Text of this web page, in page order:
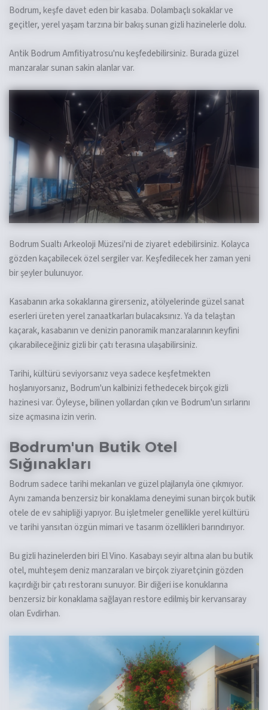
Bodrum, keşfe davet eden bir kasaba. Dolambaçlı sokaklar ve
geçitler, yerel yaşam tarzına bir bakış sunan gizli hazinelerle dolu.
Antik Bodrum Amfitiyatrosu'nu keşfedebilirsiniz. Burada güzel
manzaralar sunan sakin alanlar var.
Bodrum Sualtı Arkeoloji Müzesi'ni de ziyaret edebilirsiniz. Kolayca
gözden kaçabilecek özel sergiler var. Keşfedilecek her zaman yeni
bir şeyler bulunuyor.
Kasabanın arka sokaklarına girerseniz, atölyelerinde güzel sanat
eserleri üreten yerel zanaatkarları bulacaksınız. Ya da telaştan
kaçarak, kasabanın ve denizin panoramik manzaralarının keyfini
çıkarabileceğiniz gizli bir çatı terasına ulaşabilirsiniz.
Tarihi, kültürü seviyorsanız veya sadece keşfetmekten
hoşlanıyorsanız, Bodrum'un kalbinizi fethedecek birçok gizli
hazinesi var. Öyleyse, bilinen yollardan çıkın ve Bodrum'un sırlarını
size açmasına izin verin.
Bodrum'un Butik Otel
Sığınakları
Bodrum sadece tarihi mekanları ve güzel plajlarıyla öne çıkmıyor.
Aynı zamanda benzersiz bir konaklama deneyimi sunan birçok butik
otele de ev sahipliği yapıyor. Bu işletmeler genellikle yerel kültürü
ve tarihi yansıtan özgün mimari ve tasarım özellikleri barındırıyor.
Bu gizli hazinelerden biri El Vino. Kasabayı seyir altına alan bu butik
otel, muhteşem deniz manzaraları ve birçok ziyaretçinin gözden
kaçırdığı bir çatı restoranı sunuyor. Bir diğeri ise konuklarına
benzersiz bir konaklama sağlayan restore edilmiş bir kervansaray
olan Evdirhan.